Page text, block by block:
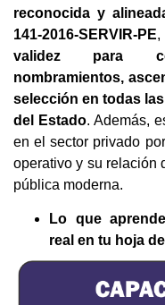
reconocida y
141-2016-SERVIR-PE,
validez para
nombramientos,
selección en todas
del Estado. Además,
en el sector privado
operativo y su relación
pública moderna.
Lo que
real en tu hoja